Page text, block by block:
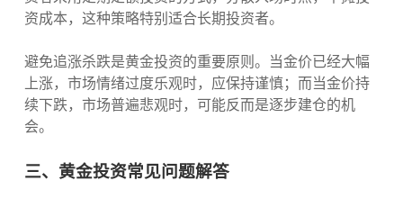
资成本，这种策略特别适合长期投资者。
避免追涨杀跌是黄金投资的重要原则。当金价已经大幅
上涨，市场情绪过度乐观时，应保持谨慎；而当金价持
续下跌，市场普遍悲观时，可能反而是逐步建仓的机
会。
三、黄金投资常见问题解答